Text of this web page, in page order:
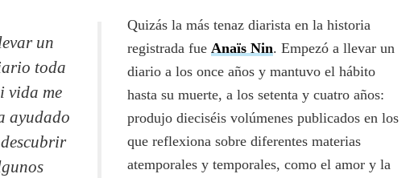
un
toda
vida me
ayudado
Quizás la más tenaz diarista en la historia
registrada fue Anaïs Nin. Empezó a llevar un
diario a los once años y mantuvo el hábito
hasta su muerte, a los setenta y cuatro años:
produjo dieciséis volúmenes publicados en los
que reflexiona sobre diferentes materias
atemporales y temporales, como el amor y la